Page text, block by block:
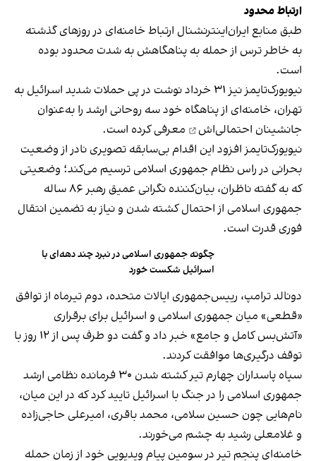
ارتباط محدود
طبق منابع ایران‌اینترنشنال ارتباط خامنه‌ای در روزهای گذشته
به خاطر ترس از حمله به پناهگاهش به شدت محدود بوده
است.
نیویورک‌تایمز نیز ۳۱ خرداد نوشت در پی حملات شدید اسرائیل به
تهران، خامنه‌ای از پناهگاه خود سه روحانی ارشد را به‌عنوان
جانشینان احتمالی‌اش
معرفی کرده است.
نیویورک‌تایمز افزود این اقدام بی‌سابقه تصویری نادر از وضعیت
بحرانی در راس نظام جمهوری اسلامی ترسیم می‌کند؛ وضعیتی
که به گفته ناظران، بیان‌‌کننده نگرانی عمیق رهبر ۸۶ ساله
جمهوری اسلامی از احتمال کشته شدن و نیاز به تضمین انتقال
فوری قدرت است.
چگونه جمهوری اسلامی در نبرد چند دهه‌ای با
اسرائیل شکست خورد
دونالد ترامپ، رییس‌جمهوری ایالات متحده، دوم تیرماه از توافق
«قطعی» میان جمهوری اسلامی و اسرائیل برای برقراری
«آتش‌بس کامل و جامع» خبر داد و گفت دو طرف پس از ۱۲ روز با
توقف درگیری‌ها موافقت کردند.
سپاه پاسداران چهارم تیر کشته شدن ۳۰ فرمانده نظامی ارشد
جمهوری اسلامی را در جنگ با اسرائیل تایید کرد که در این میان،
نام‌هایی چون حسین سلامی، محمد باقری، امیرعلی حاجی‌زاده
و غلامعلی رشید به چشم می‌خورند.
خامنه‌ای پنجم تیر در سومین پیام ویدیویی خود از زمان حمله